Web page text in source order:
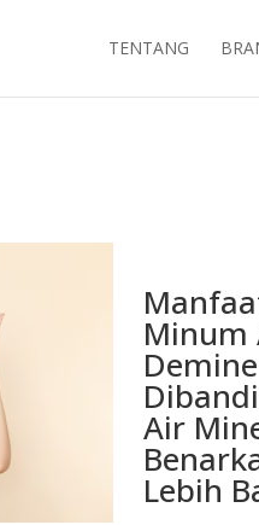
TENTANG
Minum
Air
Lebih